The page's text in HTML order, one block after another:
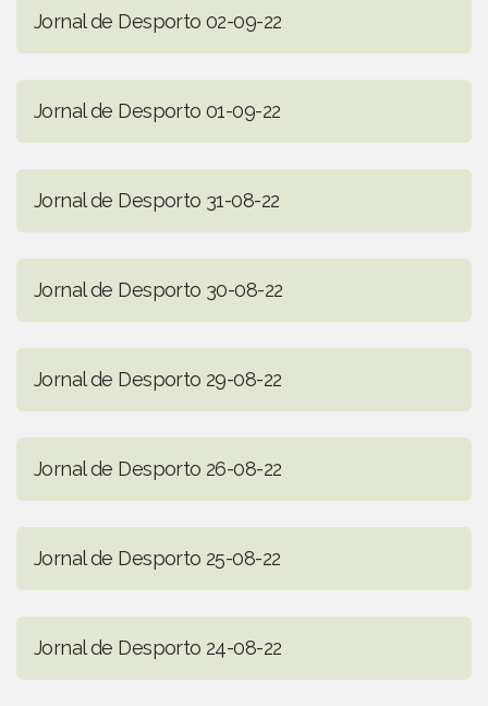
Jornal de Desporto 02-09-22
Jornal de Desporto 01-09-22
Jornal de Desporto 31-08-22
Jornal de Desporto 30-08-22
Jornal de Desporto 29-08-22
Jornal de Desporto 26-08-22
Jornal de Desporto 25-08-22
Jornal de Desporto 24-08-22